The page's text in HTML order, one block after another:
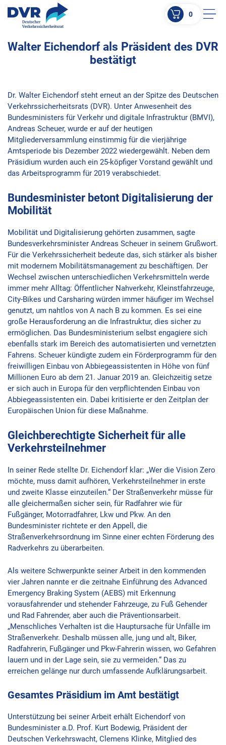
ZUM HAUPTINHALT SPRINGEN
ZUR SUCHE SPRINGEN
0
Walter Eichendorf als Präsident des DVR
bestätigt
Dr. Walter Eichendorf steht erneut an der Spitze des Deutschen
Verkehrssicherheitsrats (DVR). Unter Anwesenheit des
Bundesministers für Verkehr und digitale Infrastruktur (BMVI),
Andreas Scheuer, wurde er auf der heutigen
Mitgliederversammlung einstimmig für die vierjährige
Amtsperiode bis Dezember 2022 wiedergewählt. Neben dem
Präsidium wurden auch ein 25-köpfiger Vorstand gewählt und
das Arbeitsprogramm für 2019 verabschiedet.
Bundesminister betont Digitalisierung der
Mobilität
Mobilität und Digitalisierung gehörten zusammen, sagte
Bundesverkehrsminister Andreas Scheuer in seinem Grußwort.
Für die Verkehrssicherheit bedeute das, sich stärker als bisher
mit modernem Mobilitätsmanagement zu beschäftigen. Der
Wechsel zwischen unterschiedlichen Verkehrsmitteln werde
immer mehr Alltag: Öffentlicher Nahverkehr, Kleinstfahrzeuge,
City-Bikes und Carsharing würden immer häufiger im Wechsel
genutzt, um nahtlos von A nach B zu kommen. Es sei eine
große Herausforderung an die Infrastruktur, dies sicher zu
ermöglichen. Das Bundesministerium selbst engagiere sich
ebenfalls stark im Bereich des automatisierten und vernetzten
Fahrens. Scheuer kündigte zudem ein Förderprogramm für den
freiwilligen Einbau von Abbiegeassistenten in Höhe von fünf
Millionen Euro ab dem 21. Januar 2019 an. Gleichzeitig setze
er sich auch in Europa für den verpflichtenden Einbau von
Abbiegeassistenten ein. Dabei kritisierte er den Zeitplan der
Europäischen Union für diese Maßnahme.
Gleichberechtigte Sicherheit für alle
Verkehrsteilnehmer
In seiner Rede stellte Dr. Eichendorf klar: „Wer die Vision Zero
möchte, muss damit aufhören, Verkehrsteilnehmer in erste
und zweite Klasse einzuteilen.“ Der Straßenverkehr müsse für
alle gleichermaßen sicher sein, für Radfahrer wie für
Fußgänger, Motorradfahrer, Lkw und Pkw. An den
Bundesminister richtete er den Appell, die
Straßenverkehrsordnung im Sinne einer echten Förderung des
Radverkehrs zu überarbeiten.
Als weitere Schwerpunkte seiner Arbeit in den kommenden
vier Jahren nannte er die zeitnahe Einführung des Advanced
Emergency Braking System (AEBS) mit Erkennung
vorausfahrender und stehender Fahrzeuge, zu Fuß Gehender
und Rad Fahrender, aber auch die Präventionsarbeit.
„Menschliches Verhalten ist die Hauptursache für Unfälle im
Straßenverkehr. Deshalb müssen alle, jung und alt, Biker,
Radfahrerin, Fußgänger und Pkw-Fahrerin wissen, wo Gefahren
lauern und in der Lage sein, sie zu vermeiden.“ Das zu
erreichen gelänge nur durch umfassende Aufklärungsarbeit.
Gesamtes Präsidium im Amt bestätigt
Unterstützung bei seiner Arbeit erhält Eichendorf von
Bundesminister a.D. Prof. Kurt Bodewig, Präsident der
Deutschen Verkehrswacht, Clemens Klinke, Mitglied des